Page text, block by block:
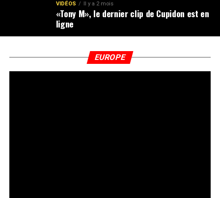
VIDÉOS Il y a 2 mois
«Tony M», le dernier clip de Cupidon est en
ligne
EUROPE